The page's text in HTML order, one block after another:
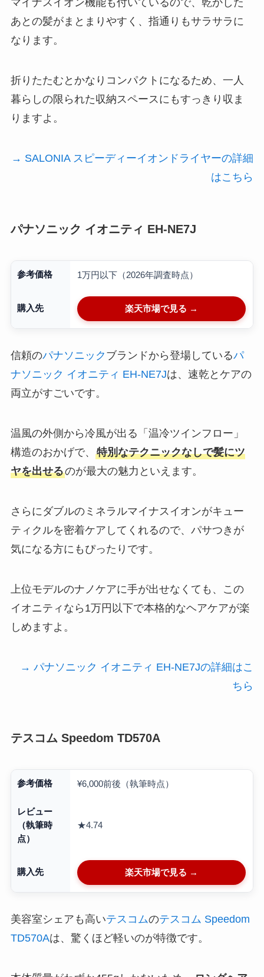
マイナスイオン機能も付いているので、乾かした
あとの髪がまとまりやすく、指通りもサラサラに
なります。
折りたたむとかなりコンパクトになるため、一人
暮らしの限られた収納スペースにもすっきり収ま
りますよ。
→ SALONIA スピーディーイオンドライヤーの詳細
はこちら
パナソニック イオニティ EH-NE7J
参考価格 1万円以下（2026年調査時点）
購入先 楽天市場で見る →
信頼のパナソニック ブランドから登場しているパ
ナソニック イオニティ EH-NE7Jは、速乾とケアの
両立がすごいです。
温風の外側から冷風が出る「温冷ツインフロー」
構造のおかげで、 特別なテクニックなしで髪にツ
ヤを出せるのが最大の魅力といえます。
さらにダブルのミネラルマイナスイオンがキュー
ティクルを密着ケアしてくれるので、パサつきが
気になる方にもぴったりです。
上位モデルのナノケアに手が出せなくても、この
イオニティなら1万円以下で本格的なヘアケアが楽
しめますよ。
→ パナソニック イオニティ EH-NE7Jの詳細はこ
ちら
テスコム Speedom TD570A
参考価格 ¥6,000前後（執筆時点）
レビュー
（執筆時
点）
★4.74
購入先 楽天市場で見る →
美容室シェアも高いテスコムのテスコム Speedom
TD570Aは、驚くほど軽いのが特徴です。